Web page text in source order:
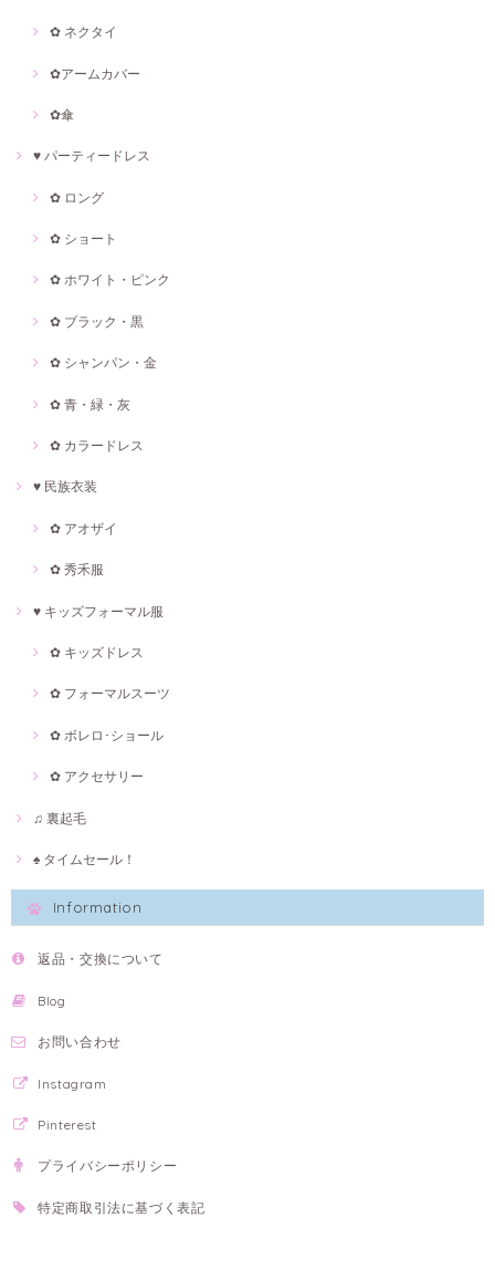
✿ ネクタイ
✿アームカバー
✿傘
♥ パーティードレス
✿ ロング
✿ ショート
✿ ホワイト・ピンク
✿ ブラック・黒
✿ シャンパン・金
✿ 青・緑・灰
✿ カラードレス
♥ 民族衣装
✿ アオザイ
✿ 秀禾服
♥ キッズフォーマル服
✿ キッズドレス
✿ フォーマルスーツ
✿ ボレロ･ショール
✿ アクセサリー
♫ 裏起毛
♠ タイムセール！
Information
返品・交換について
Blog
お問い合わせ
Instagram
Pinterest
プライバシーポリシー
特定商取引法に基づく表記